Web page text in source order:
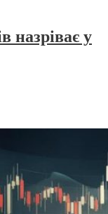
назріває у